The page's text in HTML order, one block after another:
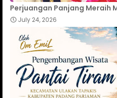
Perjuangan Panjang Meraih
July 24, 2026